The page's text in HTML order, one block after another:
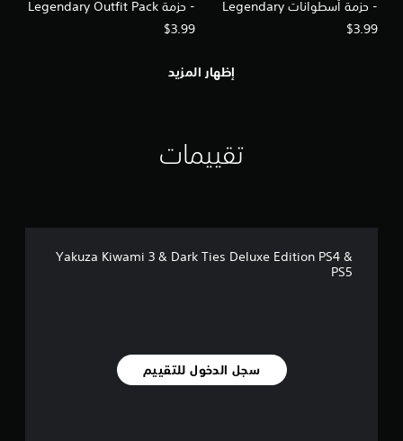
- حزمة أسطوانات Legendary
BGM CD Pack
$3.99
- حزمة Legendary Outfit Pack
لأجهزة PS4 & PS5
$3.99
إظهار المزيد
تقييمات
Yakuza Kiwami 3 & Dark Ties Deluxe Edition PS4 &
PS5
سجل الدخول للتقييم